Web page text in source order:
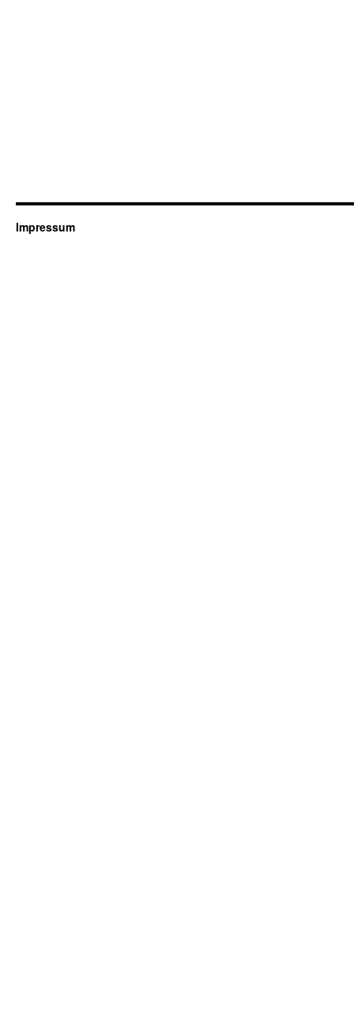
Impressum